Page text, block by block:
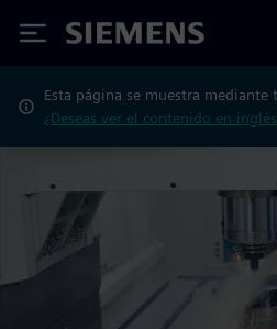
Siemens
Esta página se muestra
¿Deseas ver el contenido en